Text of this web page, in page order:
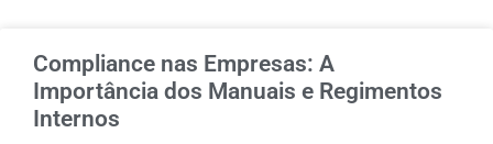
Compliance nas Empresas: A
Importância dos Manuais e Regimentos
Internos